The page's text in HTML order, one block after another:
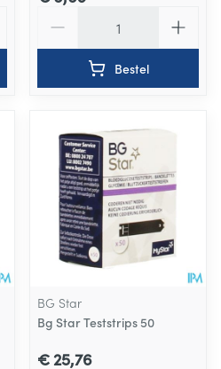
Bestel
BG Star
Bg Star Teststrips 50
€ 25,76